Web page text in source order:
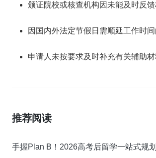
颁证院校或核查机构因未能及时反馈
因国内外法定节假日需顺延工作时间
申请人未按要求及时补充有关辅助材
推荐阅读